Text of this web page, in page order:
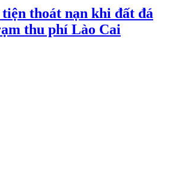
thoát nạn khi đất đá
thu phí Lào Cai